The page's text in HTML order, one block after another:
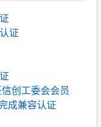
证
创工委会会员
成兼容认证